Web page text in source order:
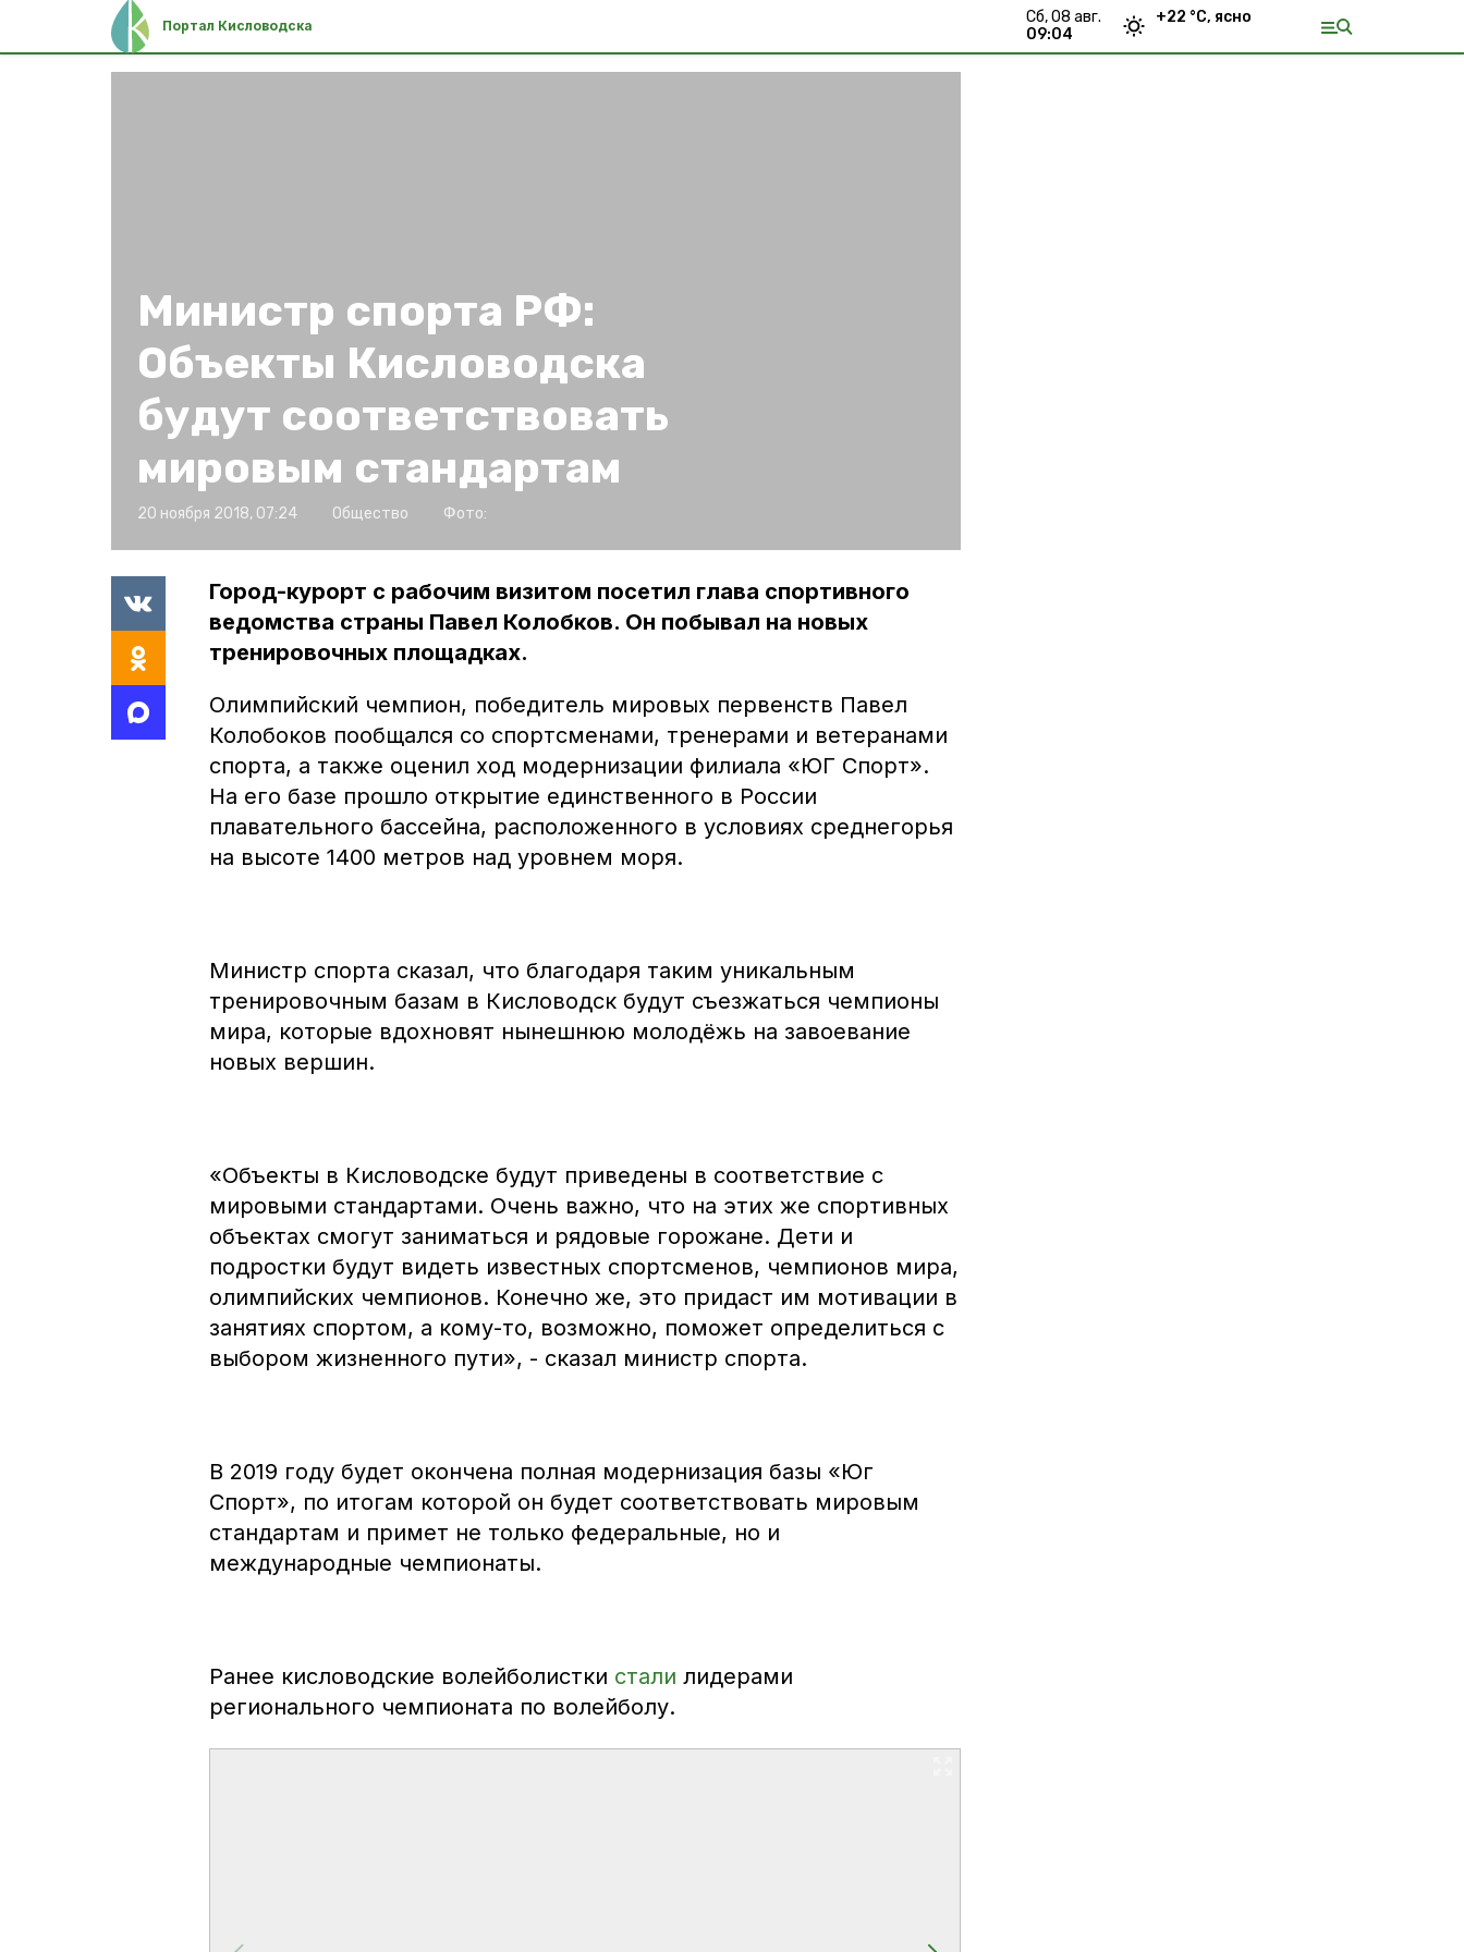
Портал Кисловодска
сб, 08 авг.
09:04
+22 °С, ясно
Министр спорта РФ:
Объекты Кисловодска
будут соответствовать
мировым стандартам
20 ноября 2018, 07:24 Общество Фото:
Город-курорт с рабочим визитом посетил глава спортивного
ведомства страны Павел Колобков. Он побывал на новых
тренировочных площадках.
Олимпийский чемпион, победитель мировых первенств Павел
Колобоков пообщался со спортсменами, тренерами и ветеранами
спорта, а также оценил ход модернизации филиала «ЮГ Спорт».
На его базе прошло открытие единственного в России
плавательного бассейна, расположенного в условиях среднегорья
на высоте 1400 метров над уровнем моря.
Министр спорта сказал, что благодаря таким уникальным
тренировочным базам в Кисловодск будут съезжаться чемпионы
мира, которые вдохновят нынешнюю молодёжь на завоевание
новых вершин.
«Объекты в Кисловодске будут приведены в соответствие с
мировыми стандартами. Очень важно, что на этих же спортивных
объектах смогут заниматься и рядовые горожане. Дети и
подростки будут видеть известных спортсменов, чемпионов мира,
олимпийских чемпионов. Конечно же, это придаст им мотивации в
занятиях спортом, а кому-то, возможно, поможет определиться с
выбором жизненного пути», - сказал министр спорта.
В 2019 году будет окончена полная модернизация базы «Юг
Спорт», по итогам которой он будет соответствовать мировым
стандартам и примет не только федеральные, но и
международные чемпионаты.
Ранее кисловодские волейболистки стали лидерами
регионального чемпионата по волейболу.